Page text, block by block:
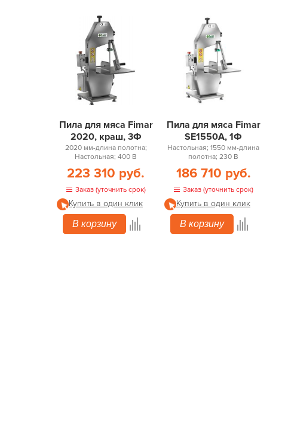
Пила для мяса Fimar
2020, краш, 3Ф
2020 мм-длина полотна;
Настольная; 400 В
223 310 руб.
Заказ (уточнить срок)
Купить в один клик
В корзину
Пила для мяса Fimar
SE1550A, 1Ф
Настольная; 1550 мм-длина
полотна; 230 В
186 710 руб.
Заказ (уточнить срок)
Купить в один клик
В корзину